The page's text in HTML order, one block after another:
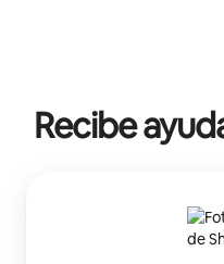
Recibe